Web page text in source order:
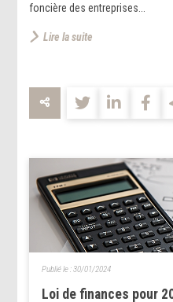
foncière des entreprises...
Lire la suite
Loi de finances pour
Publié le :30/01/2024